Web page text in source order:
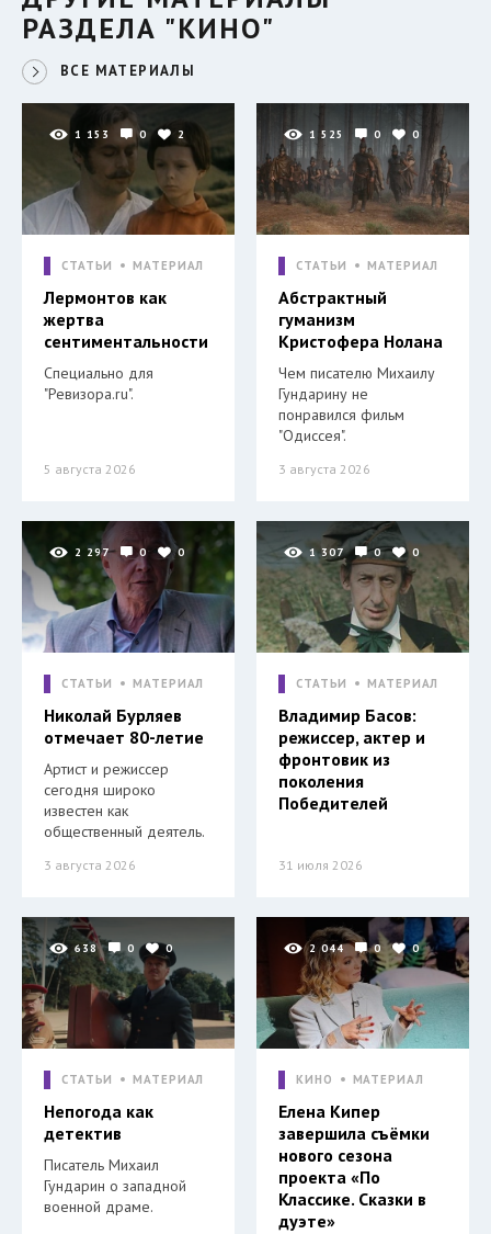
РАЗДЕЛА "КИНО"
ВСЕ МАТЕРИАЛЫ
1 153 0 2
СТАТЬИ МАТЕРИАЛ
Лермонтов как
жертва
сентиментальности
Специально для
"Ревизора.ru".
5 августа 2026
1 525 0 0
СТАТЬИ МАТЕРИАЛ
Абстрактный
гуманизм
Кристофера Нолана
Чем писателю Михаилу
Гундарину не
понравился фильм
"Одиссея".
3 августа 2026
2 297 0 0
СТАТЬИ МАТЕРИАЛ
Николай Бурляев
отмечает 80-летие
Артист и режиссер
сегодня широко
известен как
общественный деятель.
3 августа 2026
1 307 0 0
СТАТЬИ МАТЕРИАЛ
Владимир Басов:
режиссер, актер и
фронтовик из
поколения
Победителей
31 июля 2026
638 0 0
СТАТЬИ МАТЕРИАЛ
Непогода как
детектив
Писатель Михаил
Гундарин о западной
военной драме.
2 044 0 0
КИНО МАТЕРИАЛ
Елена Кипер
завершила съёмки
нового сезона
проекта «По
Классике. Сказки в
дуэте»